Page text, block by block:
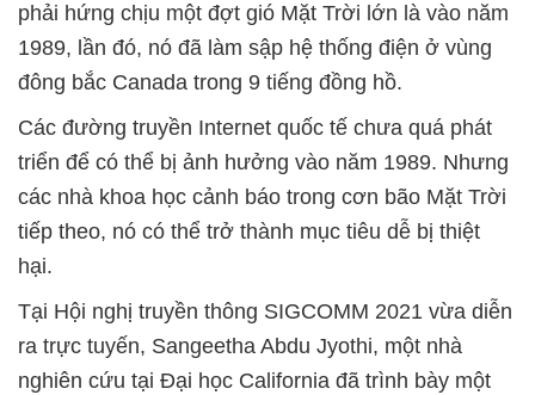
phải hứng chịu một đợt gió Mặt Trời lớn là vào năm
1989, lần đó, nó đã làm sập hệ thống điện ở vùng
đông bắc Canada trong 9 tiếng đồng hồ.
Các đường truyền Internet quốc tế chưa quá phát
triển để có thể bị ảnh hưởng vào năm 1989. Nhưng
các nhà khoa học cảnh báo trong cơn bão Mặt Trời
tiếp theo, nó có thể trở thành mục tiêu dễ bị thiệt
hại.
Tại Hội nghị truyền thông SIGCOMM 2021 vừa diễn
ra trực tuyến, Sangeetha Abdu Jyothi, một nhà
nghiên cứu tại Đại học California đã trình bày một